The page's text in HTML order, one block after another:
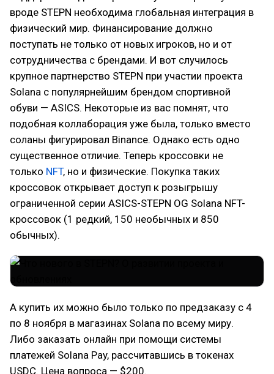
вроде STEPN необходима глобальная интеграция в
физический мир. Финансирование должно
поступать не только от новых игроков, но и от
сотрудничества с брендами. И вот случилось
крупное партнерство STEPN при участии проекта
Solana c популярнейшим брендом спортивной
обуви — ASICS. Некоторые из вас помнят, что
подобная коллаборация уже была, только вместо
соланы фигурировал Binance. Однако есть одно
существенное отличие. Теперь кроссовки не
только NFT, но и физические. Покупка таких
кроссовок открывает доступ к розыгрышу
ограниченной серии ASICS-STEPN OG Solana NFT-
кроссовок (1 редкий, 150 необычных и 850
обычных).
А купить их можно было только по предзаказу с 4
по 8 ноября в магазинах Solana по всему миру.
Либо заказать онлайн при помощи системы
платежей Solana Pay, рассчитавшись в токенах
USDC. Цена вопроса — $200.